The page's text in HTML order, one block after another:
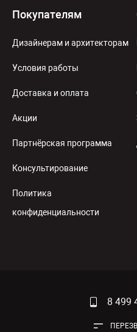
Покупателям
Дизайнерам и архитекторам
Условия работы
Доставка и оплата
Акции
Партнёрская программа
Консультирование
Политика
конфиденциальности
8 499